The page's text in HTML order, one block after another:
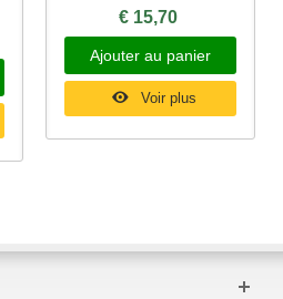
€ 15,70
Ajouter au panier
Voir plus